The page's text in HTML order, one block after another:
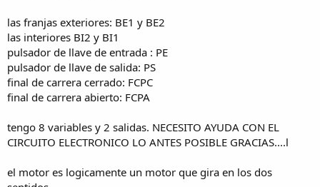
las franjas exteriores: BE1 y BE2
las interiores BI2 y BI1
pulsador de llave de entrada : PE
pulsador de llave de salida: PS
final de carrera cerrado: FCPC
final de carrera abierto: FCPA
tengo 8 variables y 2 salidas. NECESITO AYUDA CON EL
CIRCUITO ELECTRONICO LO ANTES POSIBLE GRACIAS....l
el motor es logicamente un motor que gira en los dos